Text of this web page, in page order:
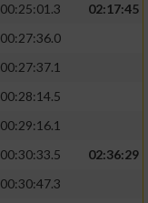
00:25:01.3
02:17:45
00:27:36.0
00:27:37.1
00:28:14.5
00:29:16.1
00:30:33.5
02:36:29
00:30:47.3